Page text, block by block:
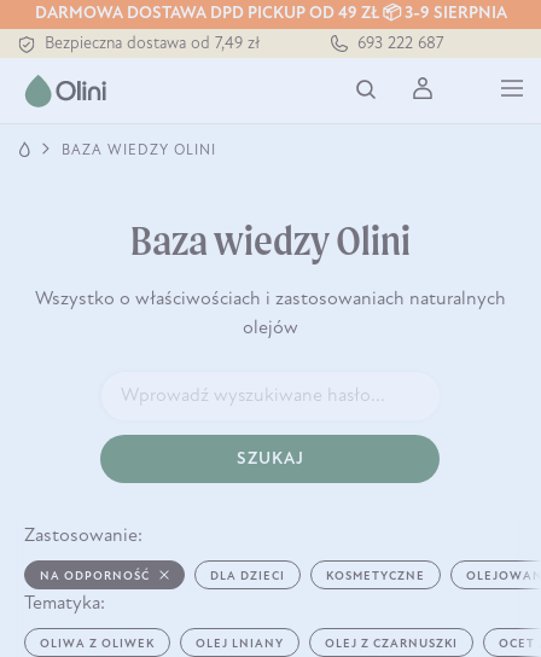
DARMOWA DOSTAWA DPD PICKUP OD 49 ZŁ 📦 3-9 SIERPNIA
Bezpieczna dostawa od 7,49 zł
Darmowa dostawa od 199 zł
Tłoczony zawsze na zimno
693 222 687
BAZA WIEDZY OLINI
Baza wiedzy Olini
Wszystko o właściwościach i zastosowaniach naturalnych
olejów
SZUKAJ
Zastosowanie:
NA ODPORNOŚĆ DLA DZIECI KOSMETYCZNE
Tematyka:
OLIWA Z OLIWEK OLEJ LNIANY OLEJ Z CZARNUSZKI OCET